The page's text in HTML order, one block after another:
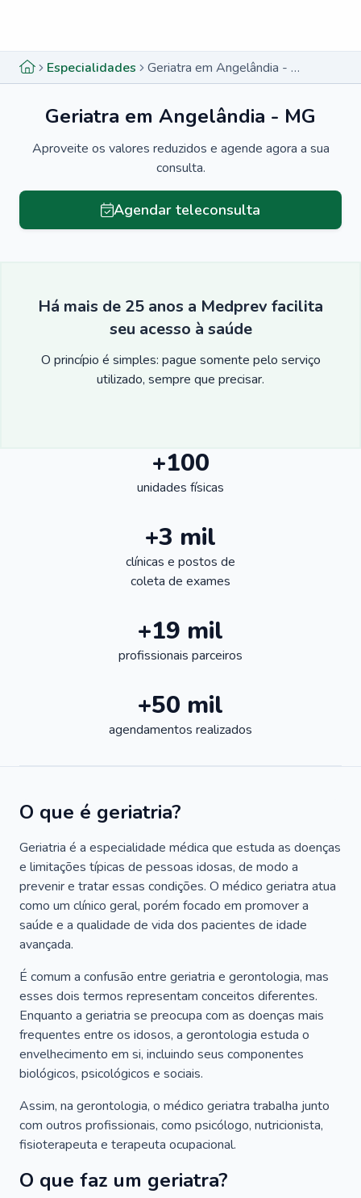
Especialidades Geriatra em Angelândia - MG
Geriatra em Angelândia - MG
Aproveite os valores reduzidos e agende agora a sua
consulta.
Agendar teleconsulta
Há mais de 25 anos a Medprev facilita
seu acesso à saúde
O princípio é simples: pague somente pelo serviço
utilizado, sempre que precisar.
+100
unidades físicas
+3 mil
clínicas e postos de
coleta de exames
+19 mil
profissionais parceiros
+50 mil
agendamentos realizados
O que é geriatria?
Geriatria é a especialidade médica que estuda as doenças
e limitações típicas de pessoas idosas, de modo a
prevenir e tratar essas condições. O médico geriatra atua
como um clínico geral, porém focado em promover a
saúde e a qualidade de vida dos pacientes de idade
avançada.
É comum a confusão entre geriatria e gerontologia, mas
esses dois termos representam conceitos diferentes.
Enquanto a geriatria se preocupa com as doenças mais
frequentes entre os idosos, a gerontologia estuda o
envelhecimento em si, incluindo seus componentes
biológicos, psicológicos e sociais.
Assim, na gerontologia, o médico geriatra trabalha junto
com outros profissionais, como psicólogo, nutricionista,
fisioterapeuta e terapeuta ocupacional.
O que faz um geriatra?